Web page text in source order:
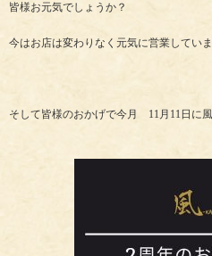
皆様お元気でしょうか？
今はお店は変わりなく元気に営業していま
そして皆様のおかげで今月 11月11日に